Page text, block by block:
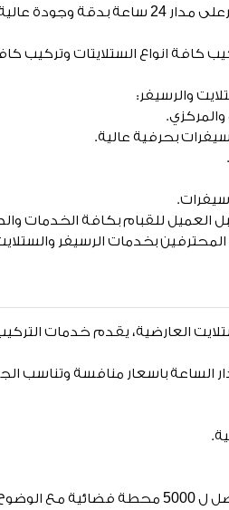
نقدم خدماتنا المتميزة ولدينا خدمة ستلايت
كافة انواع الستلايتات وتركيب
والرسيفر:
بحرفية عالية.
العميل للقبام بكافة الخدمات
المحترفين بخدمات الرسيفر
العارضية، يقدم خدمات التركيب
الساعة باسعار منافسة وتناسب